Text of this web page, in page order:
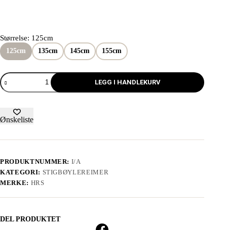
Størrelse: 125cm
125cm 135cm 145cm 155cm
LEGG I HANDLEKURV
Ønskeliste
PRODUKTNUMMER: I/A
KATEGORI: STIGBØYLEREIMER
MERKE: HRS
DEL PRODUKTET